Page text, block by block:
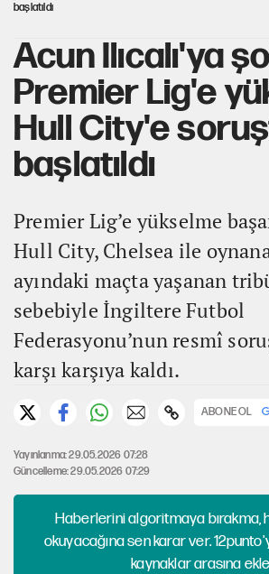
başlatıldı
Acun Ilıcalı'ya
Premier Lig'e
Hull City'e
başlatıldı
Premier Lig’e yükselme
Hull City, Chelsea ile
ayındaki maçta yaşanan
sebebiyle İngiltere Futbol
Federasyonu’nun resmî
karşı karşıya kaldı.
ABONE OL
Yayınlanma: 29.05.2026 07:28
Güncelleme: 29.05.2026 07:29
Haberlerini algoritmaya bırakma,
okuyacağına sen karar ver.
kaynaklar arasına